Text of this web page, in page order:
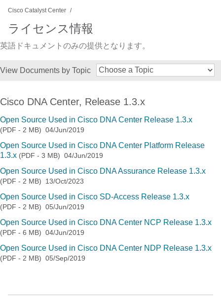
Cisco Catalyst Center
ライセンス情報
英語ドキュメントのみの提供となります。
View Documents by Topic
Cisco DNA Center, Release 1.3.x
Open Source Used in Cisco DNA Center Release 1.3.x
(PDF - 2 MB) 04/Jun/2019
Open Source Used in Cisco DNA Center Platform Release
1.3.x (PDF - 3 MB) 04/Jun/2019
Open Source Used in Cisco DNA Assurance Release 1.3.x
(PDF - 2 MB) 13/Oct/2023
Open Source Used in Cisco SD-Access Release 1.3.x
(PDF - 2 MB) 05/Jun/2019
Open Source Used in Cisco DNA Center NCP Release 1.3.x
(PDF - 6 MB) 04/Jun/2019
Open Source Used in Cisco DNA Center NDP Release 1.3.x
(PDF - 2 MB) 05/Sep/2019